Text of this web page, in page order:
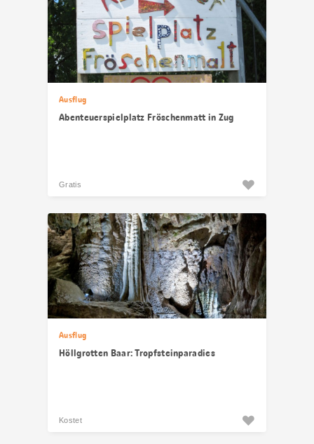
Ausflug
Abenteuerspielplatz Fröschenmatt in Zug
Gratis
Ausflug
Höllgrotten Baar: Tropfsteinparadies
Kostet